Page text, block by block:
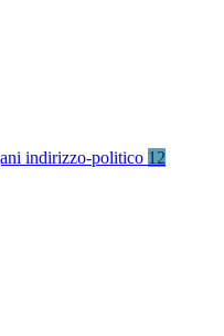
indirizzo-politico 12